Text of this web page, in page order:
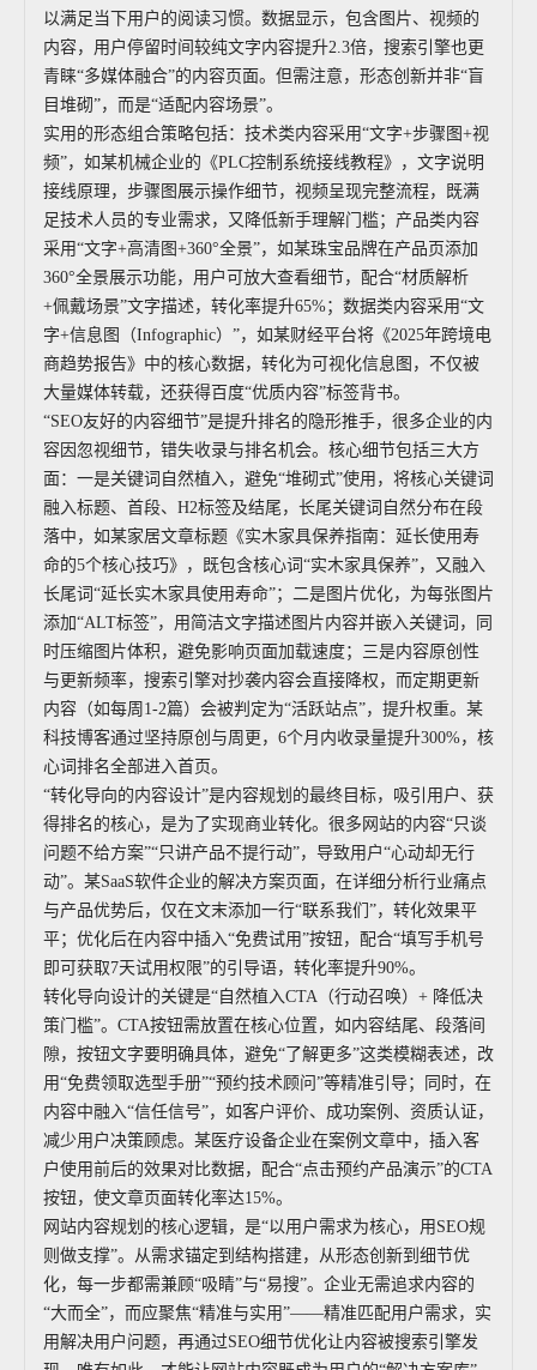
以满足当下用户的阅读习惯。数据显示，包含图片、视频的
内容，用户停留时间较纯文字内容提升2.3倍，搜索引擎也更
青睐“多媒体融合”的内容页面。但需注意，形态创新并非“盲
目堆砌”，而是“适配内容场景”。
实用的形态组合策略包括：技术类内容采用“文字+步骤图+视
频”，如某机械企业的《PLC控制系统接线教程》，文字说明
接线原理，步骤图展示操作细节，视频呈现完整流程，既满
足技术人员的专业需求，又降低新手理解门槛；产品类内容
采用“文字+高清图+360°全景”，如某珠宝品牌在产品页添加
360°全景展示功能，用户可放大查看细节，配合“材质解析
+佩戴场景”文字描述，转化率提升65%；数据类内容采用“文
字+信息图（Infographic）”，如某财经平台将《2025年跨境电
商趋势报告》中的核心数据，转化为可视化信息图，不仅被
大量媒体转载，还获得百度“优质内容”标签背书。
“SEO友好的内容细节”是提升排名的隐形推手，很多企业的内
容因忽视细节，错失收录与排名机会。核心细节包括三大方
面：一是关键词自然植入，避免“堆砌式”使用，将核心关键词
融入标题、首段、H2标签及结尾，长尾关键词自然分布在段
落中，如某家居文章标题《实木家具保养指南：延长使用寿
命的5个核心技巧》，既包含核心词“实木家具保养”，又融入
长尾词“延长实木家具使用寿命”；二是图片优化，为每张图片
添加“ALT标签”，用简洁文字描述图片内容并嵌入关键词，同
时压缩图片体积，避免影响页面加载速度；三是内容原创性
与更新频率，搜索引擎对抄袭内容会直接降权，而定期更新
内容（如每周1-2篇）会被判定为“活跃站点”，提升权重。某
科技博客通过坚持原创与周更，6个月内收录量提升300%，核
心词排名全部进入首页。
“转化导向的内容设计”是内容规划的最终目标，吸引用户、获
得排名的核心，是为了实现商业转化。很多网站的内容“只谈
问题不给方案”“只讲产品不提行动”，导致用户“心动却无行
动”。某SaaS软件企业的解决方案页面，在详细分析行业痛点
与产品优势后，仅在文末添加一行“联系我们”，转化效果平
平；优化后在内容中插入“免费试用”按钮，配合“填写手机号
即可获取7天试用权限”的引导语，转化率提升90%。
转化导向设计的关键是“自然植入CTA（行动召唤）+ 降低决
策门槛”。CTA按钮需放置在核心位置，如内容结尾、段落间
隙，按钮文字要明确具体，避免“了解更多”这类模糊表述，改
用“免费领取选型手册”“预约技术顾问”等精准引导；同时，在
内容中融入“信任信号”，如客户评价、成功案例、资质认证，
减少用户决策顾虑。某医疗设备企业在案例文章中，插入客
户使用前后的效果对比数据，配合“点击预约产品演示”的CTA
按钮，使文章页面转化率达15%。
网站内容规划的核心逻辑，是“以用户需求为核心，用SEO规
则做支撑”。从需求锚定到结构搭建，从形态创新到细节优
化，每一步都需兼顾“吸睛”与“易搜”。企业无需追求内容的
“大而全”，而应聚焦“精准与实用”——精准匹配用户需求，实
用解决用户问题，再通过SEO细节优化让内容被搜索引擎发